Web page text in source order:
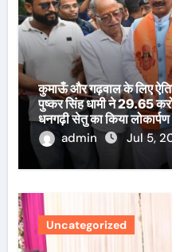
कुमाऊँ और गढ़वाल के लिए
पुष्कर सिंह धामी ने 29.65
धनगढ़ी सेतु का किया लोकार्पण
admin
Jul 5,
Uncategorized